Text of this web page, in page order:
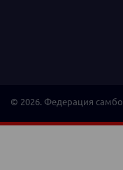
© 2026. Федерация самбо